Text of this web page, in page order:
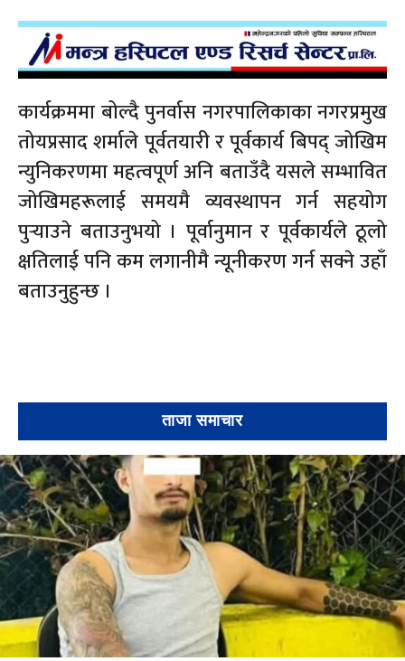
कार्यक्रममा बोल्दै पुनर्वास नगरपालिकाका नगरप्रमुख
तोयप्रसाद शर्माले पूर्वतयारी र पूर्वकार्य बिपद् जोखिम
न्युनिकरणमा महत्वपूर्ण अनि बताउँदै यसले सम्भावित
जोखिमहरूलाई समयमै व्यवस्थापन गर्न सहयोग
पुर्‍याउने बताउनुभयो । पूर्वानुमान र पूर्वकार्यले ठूलो
क्षतिलाई पनि कम लगानीमै न्यूनीकरण गर्न सक्ने उहाँ
बताउनुहुन्छ ।
ताजा समाचार